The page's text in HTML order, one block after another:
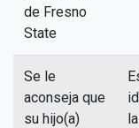
de Fresno
State
Se le
aconseja que
su hijo(a)